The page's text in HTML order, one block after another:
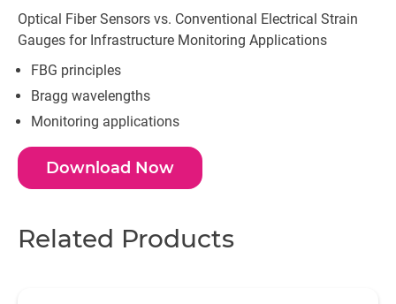
Optical Fiber Sensors vs. Conventional Electrical Strain
Gauges for Infrastructure Monitoring Applications
FBG principles
Bragg wavelengths
Monitoring applications
Download Now
Related Products